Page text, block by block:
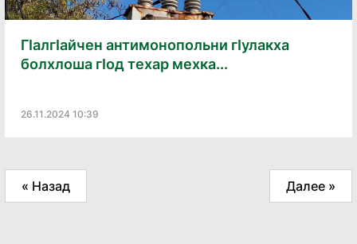
ГӀалгӀайчен антимонопольни гӀулакха
болхлоша гӀод техар мехка...
26.11.2024 10:39
« Назад Далее »